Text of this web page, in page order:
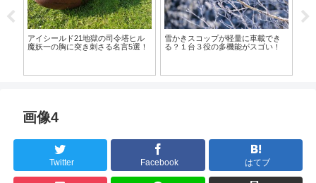
アイシールド21地獄の司令塔ヒル
魔妖一の胸に突き刺さる名言5選！
雪かきスコップが軽量に車載でき
る？１台３役の多機能がスゴい！
画像4
Twitter Facebook はてブ